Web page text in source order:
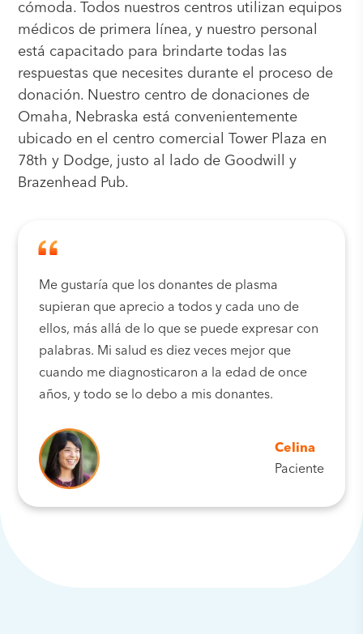
cómoda. Todos nuestros centros utilizan equipos
médicos de primera línea, y nuestro personal
está capacitado para brindarte todas las
respuestas que necesites durante el proceso de
donación. Nuestro centro de donaciones de
Omaha, Nebraska está convenientemente
ubicado en el centro comercial Tower Plaza en
78th y Dodge, justo al lado de Goodwill y
Brazenhead Pub.
Me gustaría que los donantes de plasma
supieran que aprecio a todos y cada uno de
ellos, más allá de lo que se puede expresar con
palabras. Mi salud es diez veces mejor que
cuando me diagnosticaron a la edad de once
años, y todo se lo debo a mis donantes.
Celina
Paciente